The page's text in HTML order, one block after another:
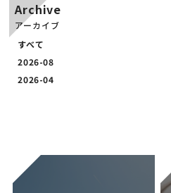
Archive
アーカイブ
すべて
2026-08
2026-04